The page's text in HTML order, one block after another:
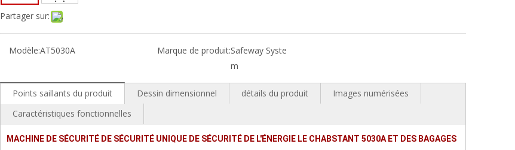
Partager sur:
Modèle:AT5030A Marque de produit:Safeway Syste
m
Points saillants du produit Dessin dimensionnel détails du produit
Images numérisées
Caractéristiques fonctionnelles
MACHINE DE SÉCURITÉ DE SÉCURITÉ UNIQUE DE SÉCURITÉ DE L'ÉNERGIE LE CHABSTANT 5030A ET DES BAGAGES